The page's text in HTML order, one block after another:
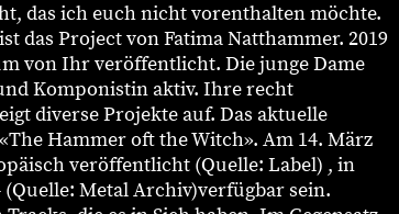
das ich euch nicht vorenthalten möchte.
das Project von Fatima Natthammer. 2019
von Ihr veröffentlicht. Die junge Dame
Komponistin aktiv. Ihre recht
diverse Projekte auf. Das aktuelle
Hammer oft the Witch». Am 14. März
veröffentlicht (Quelle: Label) , in
(Quelle: Metal Archiv)verfügbar sein.